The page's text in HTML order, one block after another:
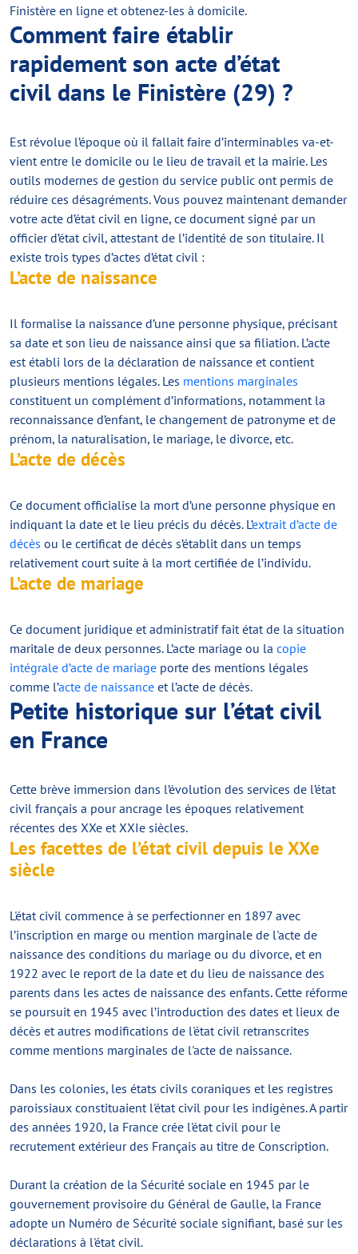
Finistère en ligne et obtenez-les à domicile.
Comment faire établir
rapidement son acte d’état
civil dans le Finistère (29) ?
Est révolue l’époque où il fallait faire d’interminables va-et-
vient entre le domicile ou le lieu de travail et la mairie. Les
outils modernes de gestion du service public ont permis de
réduire ces désagréments. Vous pouvez maintenant demander
votre acte d’état civil en ligne, ce document signé par un
officier d’état civil, attestant de l’identité de son titulaire. Il
existe trois types d’actes d’état civil :
L’acte de naissance
Il formalise la naissance d’une personne physique, précisant
sa date et son lieu de naissance ainsi que sa filiation. L’acte
est établi lors de la déclaration de naissance et contient
plusieurs mentions légales. Les mentions marginales
constituent un complément d’informations, notamment la
reconnaissance d’enfant, le changement de patronyme et de
prénom, la naturalisation, le mariage, le divorce, etc.
L’acte de décès
Ce document officialise la mort d’une personne physique en
indiquant la date et le lieu précis du décès. L’extrait d’acte de
décès ou le certificat de décès s’établit dans un temps
relativement court suite à la mort certifiée de l’individu.
L’acte de mariage
Ce document juridique et administratif fait état de la situation
maritale de deux personnes. L’acte mariage ou la copie
intégrale d’acte de mariage porte des mentions légales
comme l’acte de naissance et l’acte de décès.
Petite historique sur l’état civil
en France
Cette brève immersion dans l’évolution des services de l’état
civil français a pour ancrage les époques relativement
récentes des XXe et XXIe siècles.
Les facettes de l’état civil depuis le XXe
siècle
L'état civil commence à se perfectionner en 1897 avec
l’inscription en marge ou mention marginale de l'acte de
naissance des conditions du mariage ou du divorce, et en
1922 avec le report de la date et du lieu de naissance des
parents dans les actes de naissance des enfants. Cette réforme
se poursuit en 1945 avec l’introduction des dates et lieux de
décès et autres modifications de l'état civil retranscrites
comme mentions marginales de l'acte de naissance.
Dans les colonies, les états civils coraniques et les registres
paroissiaux constituaient l'état civil pour les indigènes. A partir
des années 1920, la France crée l'état civil pour le
recrutement extérieur des Français au titre de Conscription.
Durant la création de la Sécurité sociale en 1945 par le
gouvernement provisoire du Général de Gaulle, la France
adopte un Numéro de Sécurité sociale signifiant, basé sur les
déclarations à l'état civil.